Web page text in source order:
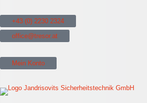
+43 (0) 2230 2324
office@tresor.at
Mein Konto